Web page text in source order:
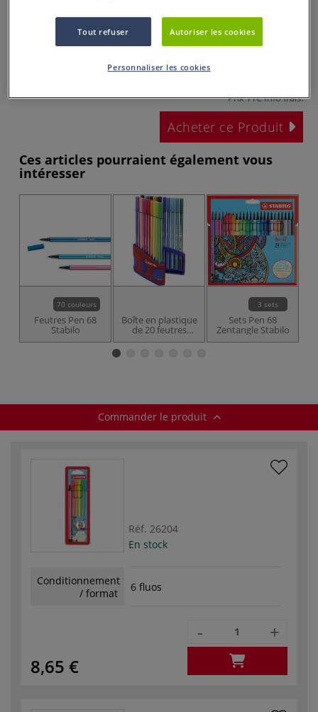
ce grand classique offre des qualités remarquables pour le
Plus
Prix TTCInfo frais.
Acheter ce Produit
Ces articles pourraient également vous
intéresser
70 couleurs
Feutres Pen 68
Stabilo
Boîte en plastique
de 20 feutres
Stabilo
3 sets
Sets Pen 68
Zentangle Stabilo
Commander le produit
Réf. 26204
En stock
Conditionnement
/ format
6 fluos
8,65 €
- +
Tout refuser Autoriser les cookies
Personnaliser les cookies